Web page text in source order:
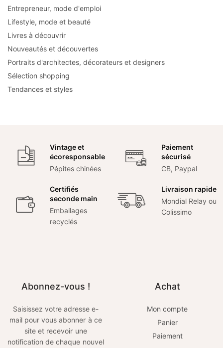
Entrepreneur, mode d'emploi
Lifestyle, mode et beauté
Livres à découvrir
Nouveautés et découvertes
Portraits d'architectes, décorateurs et designers
Sélection shopping
Tendances et styles
Vintage et
écoresponsable
Pépites chinées
Paiement
sécurisé
CB, Paypal
Certifiés
seconde main
Emballages
recyclés
Livraison rapide
Mondial Relay ou
Colissimo
Abonnez-vous !
Saisissez votre adresse e-
mail pour vous abonner à ce
site et recevoir une
notification de chaque nouvel
Achat
Mon compte
Panier
Paiement